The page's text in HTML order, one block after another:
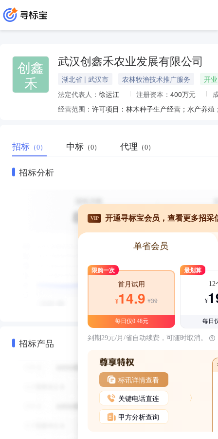
创鑫
禾
武汉创鑫禾农业发展有限公司
湖北省 | 武汉市 农林牧渔技术推广服务
开业
法定代表人： 徐运江 注册资本： 400万元
经营范围：
招标 （0） 中标 （0） 代理 （0）
招标分析
招标产品
VIP 开通寻标宝会员，查看更多招采
单省会员
限购一次
首月试用
¥14.9 ¥39
每日仅0.48元
最划算
12
¥
每日
到期29元/月/省自动续费，可随时取消。
标讯详情查看
关键电话直连
甲方分析查询